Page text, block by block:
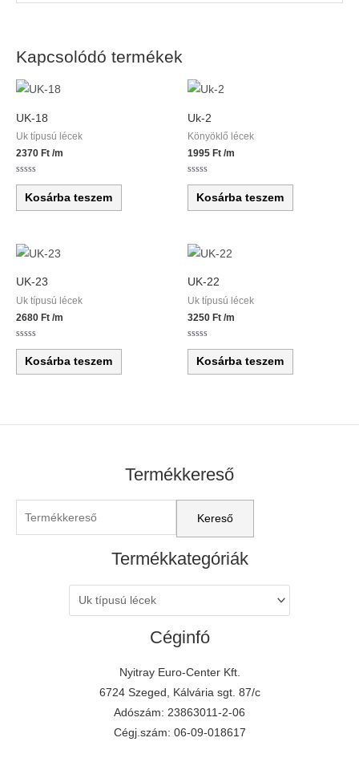
Kapcsolódó termékek
UK-18
Uk típusú lécek
2370 Ft /m
Értékelés:
5
Kosárba teszem
Uk-2
Könyöklő lécek
1995 Ft /m
Értékelés:
5
Kosárba teszem
UK-23
Uk típusú lécek
2680 Ft /m
Értékelés:
5
Kosárba teszem
UK-22
Uk típusú lécek
3250 Ft /m
Értékelés:
5
Kosárba teszem
Termékkereső
Termékkategóriák
Céginfó
Nyitray Euro-Center Kft.
6724 Szeged, Kálvária sgt. 87/c
Adószám: 23863011-2-06
Cégj.szám: 06-09-018617